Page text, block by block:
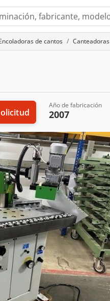
de cantos Canteadoras
Año de fabricación
2007